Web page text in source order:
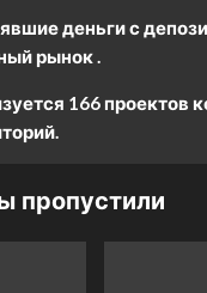
деньги с
рынок .
166 проектов
пропустили